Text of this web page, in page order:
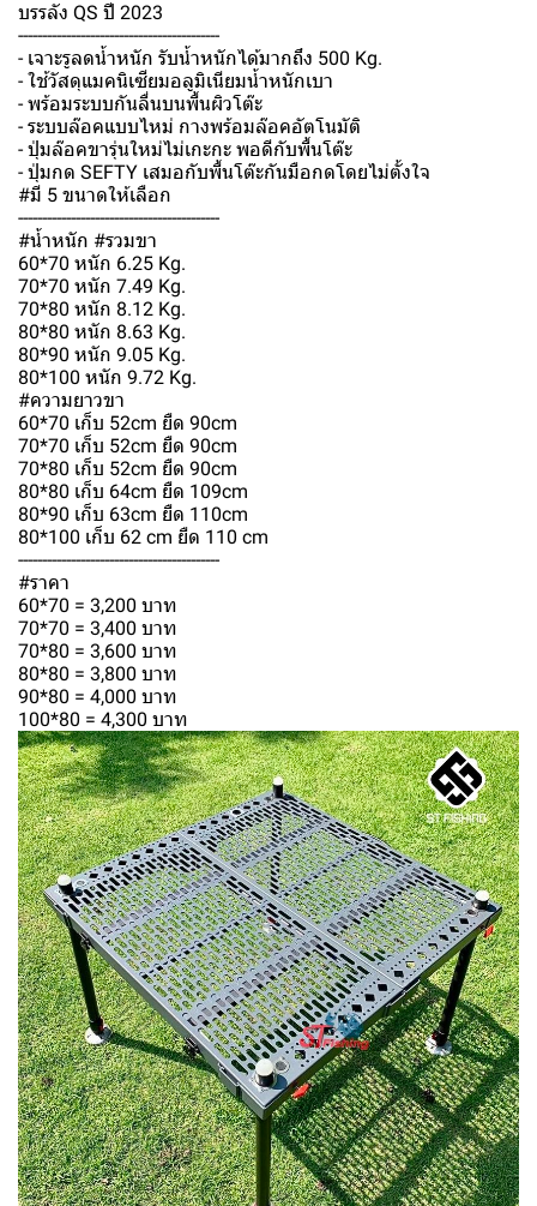
บรรลัง QS ปี 2023
------------------------------------------
- เจาะรูลดน้ำหนัก รับน้ำหนักได้มากถึง 500 Kg.
- ใช้วัสดุแมคนิเซียมอลูมิเนียมน้ำหนักเบา
- พร้อมระบบกันลื่นบนพื้นผิวโต๊ะ
- ระบบล๊อคแบบไหม่ กางพร้อมล๊อคอัตโนมัติ
- ปุ่มล๊อคขารุ่นใหม่ไม่เกะกะ พอดีกับพื้นโต๊ะ
- ปุ่มกด SEFTY เสมอกับพื้นโต๊ะกันมือกดโดยไม่ตั้งใจ
#มี 5 ขนาดให้เลือก
------------------------------------------
#น้ำหนัก #รวมขา
60*70 หนัก 6.25 Kg.
70*70 หนัก 7.49 Kg.
70*80 หนัก 8.12 Kg.
80*80 หนัก 8.63 Kg.
80*90 หนัก 9.05 Kg.
80*100 หนัก 9.72 Kg.
#ความยาวขา
60*70 เก็บ 52cm ยืด 90cm
70*70 เก็บ 52cm ยืด 90cm
70*80 เก็บ 52cm ยืด 90cm
80*80 เก็บ 64cm ยืด 109cm
80*90 เก็บ 63cm ยืด 110cm
80*100 เก็บ 62 cm ยืด 110 cm
------------------------------------------
#ราคา
60*70 = 3,200 บาท
70*70 = 3,400 บาท
70*80 = 3,600 บาท
80*80 = 3,800 บาท
90*80 = 4,000 บาท
100*80 = 4,300 บาท